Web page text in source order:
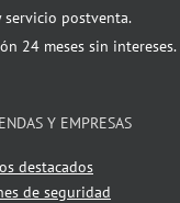
servicio postventa.
24 meses sin intereses.
Y EMPRESAS
destacados
de seguridad